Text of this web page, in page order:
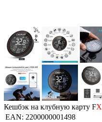
Кешбэк на клубную карту FX
EAN: 2200000001498